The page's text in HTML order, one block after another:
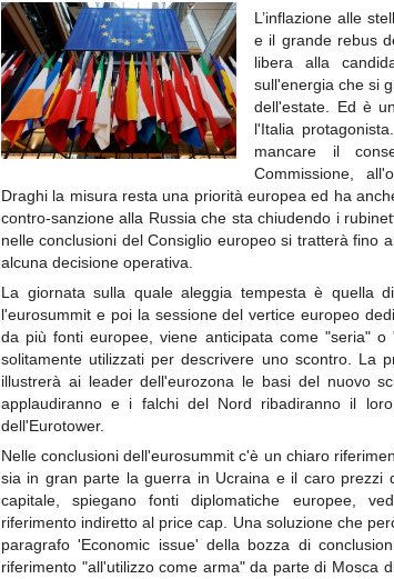
L’inflazione alle
e il grande rebus
libera alla
sull'energia che si
dell'estate. Ed è
l'Italia
mancare il
Commissione,
Draghi la misura resta una priorità europea ed ha
contro-sanzione alla Russia che sta chiudendo i
nelle conclusioni del Consiglio europeo si tratterà fino
alcuna decisione operativa.
La giornata sulla quale aleggia tempesta è quella
l'eurosummit e poi la sessione del vertice europeo
da più fonti europee, viene anticipata come "seria"
solitamente utilizzati per descrivere uno scontro. La
illustrerà ai leader dell'eurozona le basi del nuovo
applaudiranno e i falchi del Nord ribadiranno il
dell'Eurotower.
Nelle conclusioni dell'eurosummit c'è un chiaro
sia in gran parte la guerra in Ucraina e il caro prezzi
capitale, spiegano fonti diplomatiche europee,
riferimento indiretto al price cap. Una soluzione che
paragrafo 'Economic issue' della bozza di
riferimento "all'utilizzo come arma" da parte di Mosca